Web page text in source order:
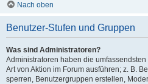
Nach oben
Benutzer-Stufen und Gruppen
Was sind Administratoren?
Administratoren haben die
Art von Aktion im Forum ausführen; z. B.
sperren, Benutzergruppen erstellen,